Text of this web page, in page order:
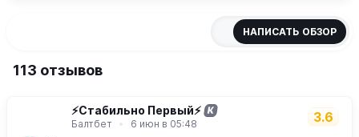
НАПИСАТЬ ОБЗОР
113 отзывов
⚡Стабильно Первый⚡ К
Балтбет 6 июн в 05:48
3.6